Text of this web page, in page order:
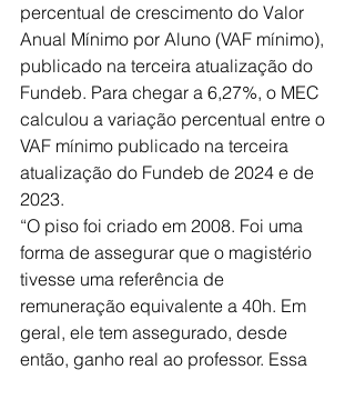
percentual de crescimento do Valor
Anual Mínimo por Aluno (VAF mínimo),
publicado na terceira atualização do
Fundeb. Para chegar a 6,27%, o MEC
calculou a variação percentual entre o
VAF mínimo publicado na terceira
atualização do Fundeb de 2024 e de
2023.
“O piso foi criado em 2008. Foi uma
forma de assegurar que o magistério
tivesse uma referência de
remuneração equivalente a 40h. Em
geral, ele tem assegurado, desde
então, ganho real ao professor. Essa